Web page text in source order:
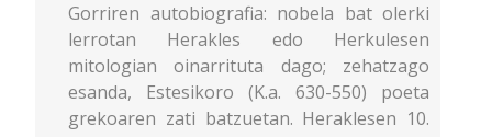
Gorriren autobiografia: nobela bat olerki
lerrotan Herakles edo Herkulesen
mitologian oinarrituta dago; zehatzago
esanda, Estesikoro (K.a. 630-550) poeta
grekoaren zati batzuetan. Heraklesen 10.